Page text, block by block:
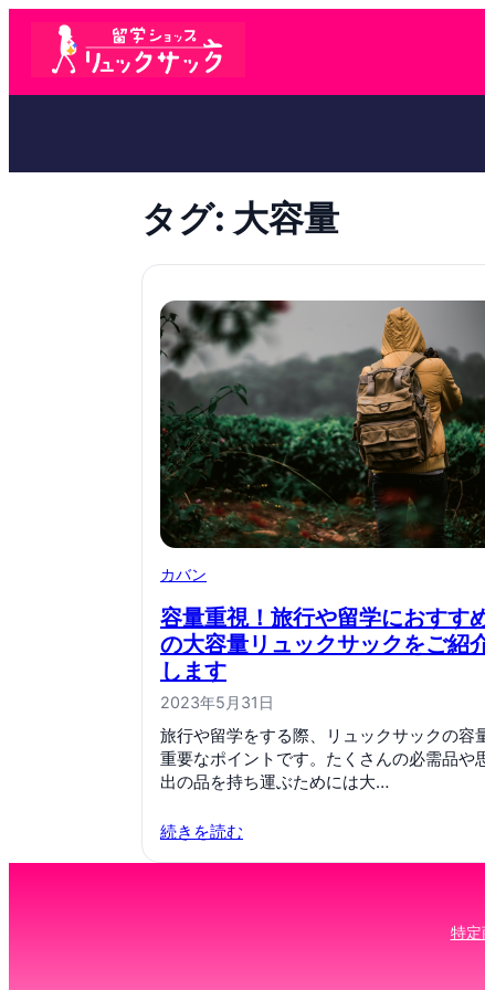
タグ: 大容量
カバン
容量重視！旅行や留学におすす
の大容量リュックサックをご紹
します
2023年5月31日
旅行や留学をする際、リュックサックの容
重要なポイントです。たくさんの必需品や
出の品を持ち運ぶためには大…
続きを読む
特